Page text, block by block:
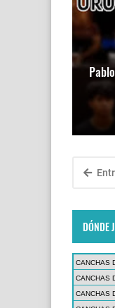
DÓNDE
CANCHAS
CANCHAS
CANCHAS